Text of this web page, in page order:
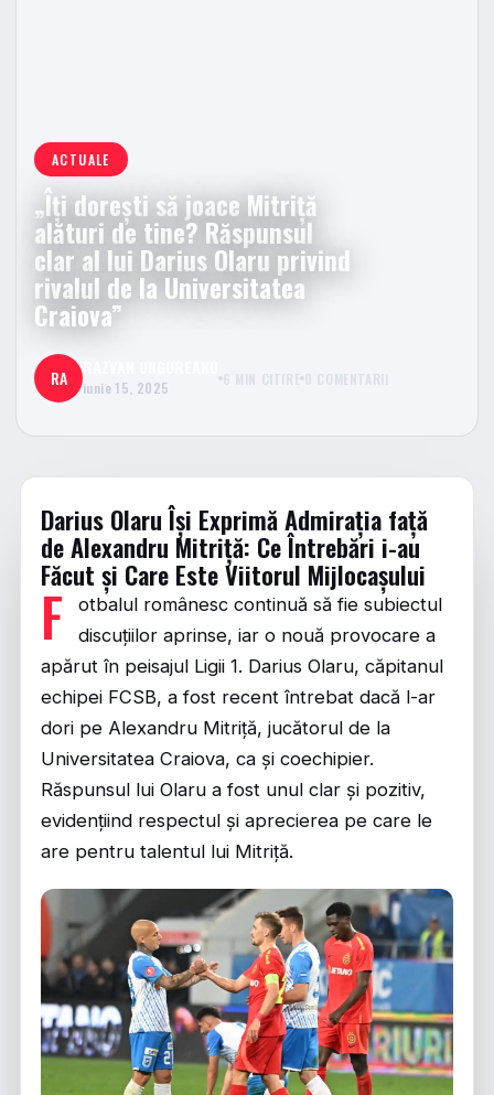
ACTUALE
„Îți dorești să joace Mitriță
alături de tine? Răspunsul
clar al lui Darius Olaru privind
rivalul de la Universitatea
Craiova”
RA iunie 15, 2025 6 MIN CITIRE 0 COMENTARII
Darius Olaru Își Exprimă Admirația față
de Alexandru Mitriță: Ce Întrebări i-au
Făcut și Care Este Viitorul Mijlocașului
F
otbalul românesc continuă să fie subiectul
discuțiilor aprinse, iar o nouă provocare a
apărut în peisajul Ligii 1. Darius Olaru, căpitanul
echipei FCSB, a fost recent întrebat dacă l-ar
dori pe Alexandru Mitriță, jucătorul de la
Universitatea Craiova, ca și coechipier.
Răspunsul lui Olaru a fost unul clar și pozitiv,
evidențiind respectul și aprecierea pe care le
are pentru talentul lui Mitriță.